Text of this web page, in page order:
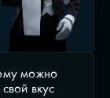
можно
вкус